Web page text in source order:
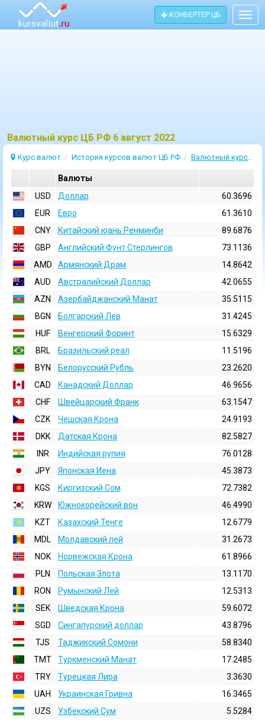
КОНВЕРТЕР ЦБ
Bалютный курс ЦБ РФ 6 август 2022
Курс валют История курсов валют ЦБ РФ Валютный курс 6 Август 2022
Валюты
USD
Доллар
60.3696
EUR
Евро
61.3610
CNY
Китайский юань Ренминби
89.6876
GBP
Английский Фунт Стерлингов
73.1136
AMD
Армянский Драм
14.8642
AUD
Австралийский Доллар
42.0655
AZN
Азербайджанский Манат
35.5115
BGN
Болгарский Лев
31.4245
HUF
Венгерский Форинт
15.6329
BRL
Бразильский реал
11.5196
BYN
Белорусский Рубль
23.2620
CAD
Канадский Доллар
46.9656
CHF
Швейцарский Франк
63.1547
CZK
Чешская Крона
24.9193
DKK
Датская Крона
82.5827
INR
Индийская pупия
76.0128
JPY
Японская Иена
45.3873
KGS
Киргизский Сом
72.7382
KRW
Южнокорейский вон
46.4990
KZT
Казахский Тенге
12.6779
MDL
Молдавский лей
31.2673
NOK
Норвежская Крона
61.8966
PLN
Польская Злота
13.1170
RON
Румынский Лей
12.5313
SEK
Шведская Крона
59.6072
SGD
Сингапурский доллар
43.8796
TJS
Таджикский Сомони
58.8340
TMT
Туркменский Манат
17.2485
TRY
Турецкая Лира
3.3630
UAH
Украинская Гривна
16.3465
UZS
Узбекский Сум
5.5284